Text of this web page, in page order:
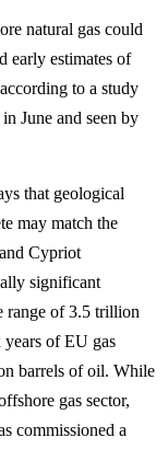
natural gas could
early estimates of
to a study
June and seen by
that geological
may match the
Cypriot
significant
range of 3.5 trillion
of EU gas
barrels of oil. While
gas sector,
commissioned a